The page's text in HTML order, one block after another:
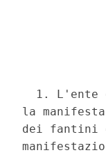
1. L'ente
la
dei fantini